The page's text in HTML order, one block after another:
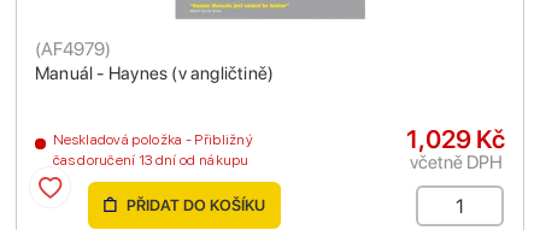
Manuál - Haynes (v angličtině)
(AF4979)
Neskladová položka - Přibližný
čas doručení 13 dní od nákupu
1,029 Kč
včetně DPH
PŘIDAT DO KOŠÍKU